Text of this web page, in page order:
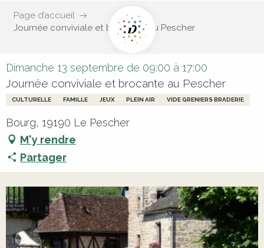
Page d’accueil
Journée conviviale et brocante au Pescher
Dimanche 13 septembre de 09:00 à 17:00
Journée conviviale et brocante au Pescher
CULTURELLE FAMILLE JEUX PLEIN AIR VIDE GRENIERS BRADERIE
Bourg, 19190 Le Pescher
M'y rendre
Partager